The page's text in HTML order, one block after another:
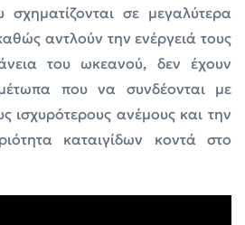
σε μεγαλύτερα
αντλούν την ενέργειά τους
του ωκεανού, δεν έχουν
που να συνδέονται με
ισχυρότερους ανέμους και την
καταιγίδων κοντά στο